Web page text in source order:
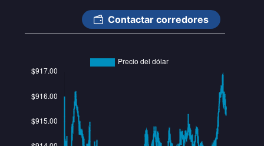
Contactar corredores